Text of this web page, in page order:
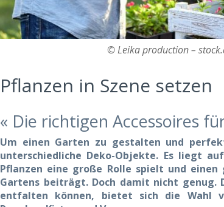
© Leika production –
Pflanzen in Szene setzen
« Die richtigen Accessoires
Um einen Garten zu gestalten und
unterschiedliche Deko-Objekte. Es liegt
Pflanzen eine große Rolle spielt und
Gartens beiträgt. Doch damit nicht genug.
entfalten können, bietet sich die Wahl